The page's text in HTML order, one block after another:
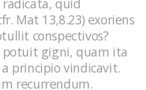
quid
Mat 13,8.23) exoriens
conspectivos?
gigni, quam ita
principio vindicavit.
recurrendum.